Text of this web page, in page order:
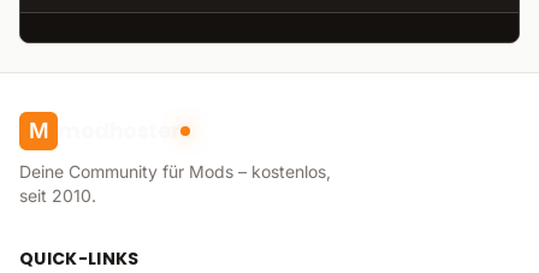
M
Deine Community für Mods – kostenlos,
seit 2010.
QUICK-LINKS